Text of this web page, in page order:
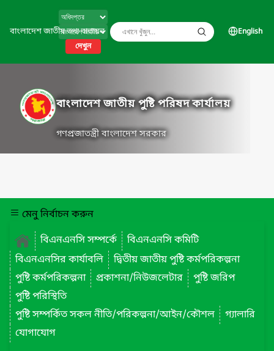
বাংলাদেশ জাতীয় তথ্য বাতায়ন
দেখুন
English
বাংলাদেশ জাতীয় পুষ্টি পরিষদ কার্যালয়
গণপ্রজাতন্ত্রী বাংলাদেশ সরকার
মেনু নির্বাচন করুন
বিএনএনসি সম্পর্কে
বিএনএনসি কমিটি
বিএনএনসির কার্যাবলি
দ্বিতীয় জাতীয় পুষ্টি কর্মপরিকল্পনা
পুষ্টি কর্মপরিকল্পনা
প্রকাশনা/নিউজলেটার
পুষ্টি জরিপ
পুষ্টি পরিস্থিতি
পুষ্টি সম্পর্কিত সকল নীতি/পরিকল্পনা/আইন/কৌশল
গ্যালারি
যোগাযোগ